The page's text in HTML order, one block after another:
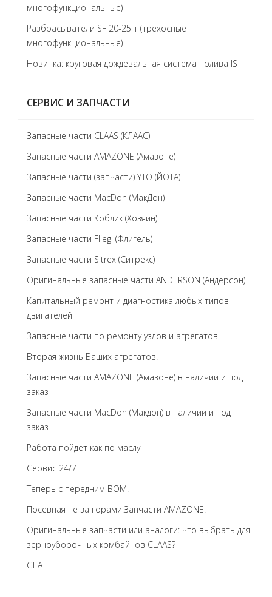
многофункциональные)
Разбрасыватели SF 20-25 т (трехосные
многофункциональные)
Новинка: круговая дождевальная система полива IS
СЕРВИС И ЗАПЧАСТИ
Запасные части CLAAS (КЛААС)
Запасные части AMAZONE (Амазоне)
Запасные части (запчасти) YTO (ЙОТА)
Запасные части MacDon (МакДон)
Запасные части Коблик (Хозяин)
Запасные части Fliegl (Флигель)
Запасные части Sitrex (Ситрекс)
Оригинальные запасные части ANDERSON (Андерсон)
Капитальный ремонт и диагностика любых типов
двигателей
Запасные части по ремонту узлов и агрегатов
Вторая жизнь Ваших агрегатов!
Запасные части AMAZONE (Амазоне) в наличии и под
заказ
Запасные части MacDon (Макдон) в наличии и под
заказ
Работа пойдет как по маслу
Сервис 24/7
Теперь с передним BOM!
Посевная не за горами!Запчасти AMAZONE!
Оригинальные запчасти или аналоги: что выбрать для
зерноуборочных комбайнов CLAAS?
GEA